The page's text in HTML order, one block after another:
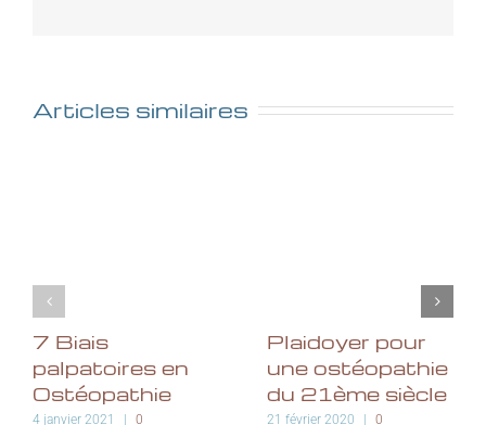
Articles similaires
7 Biais
palpatoires en
Ostéopathie
4 janvier 2021 | 0
Plaidoyer pour
une ostéopathie
du 21ème siècle
21 février 2020 | 0